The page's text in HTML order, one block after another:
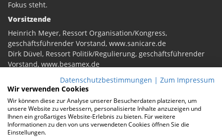
Fokus steht.
Vorsitzende
Heinrich Meyer, Ressort Organisation/Kongress,
geschäftsführender Vorstand, www.sanicare.de
Dirk Düvel, Ressort Politik/Regulierung, geschäftsführender
Vorstand, www.besamex.de
Kontakt
Impressum
Datenschutz
Datenschutzbestimmungen | Zum Impressum
Wir verwenden Cookies
Wir können diese zur Analyse unserer Besucherdaten platzieren, um
unsere Website zu verbessern, personalisierte Inhalte anzuzeigen und
Ihnen ein großartiges Website-Erlebnis zu bieten. Für weitere
Informationen zu den von uns verwendeten Cookies öffnen Sie die
Einstellungen.